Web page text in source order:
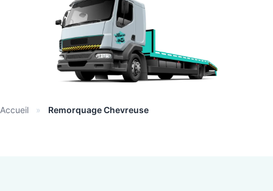
Accueil » Remorquage Chevreuse